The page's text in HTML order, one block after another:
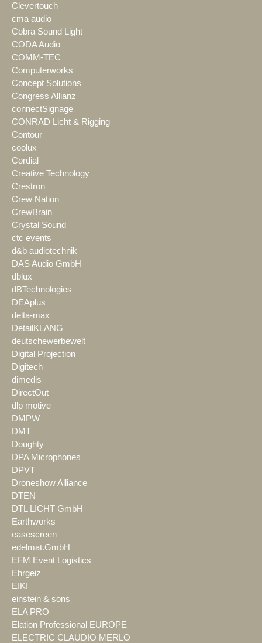
Clevertouch
cma audio
Cobra Sound Light
CODA Audio
COMM-TEC
Computerworks
Concept Solutions
Congress Allianz
connectSignage
CONRAD Licht & Rigging
Contour
coolux
Cordial
Creative Technology
Crestron
Crew Nation
CrewBrain
Crystal Sound
ctc events
d&b audiotechnik
DAS Audio GmbH
dblux
dBTechnologies
DEAplus
delta-max
DetailKLANG
deutschewerbewelt
Digital Projection
Digitech
dimedis
DirectOut
dlp motive
DMPW
DMT
Doughty
DPA Microphones
DPVT
Droneshow Alliance
DTEN
DTL LICHT GmbH
Earthworks
easescreen
edelmat.GmbH
EFM Event Logistics
Ehrgeiz
EIKI
einstein & sons
ELA PRO
Elation Professional EUROPE
ELECTRIC CLAUDIO MERLO